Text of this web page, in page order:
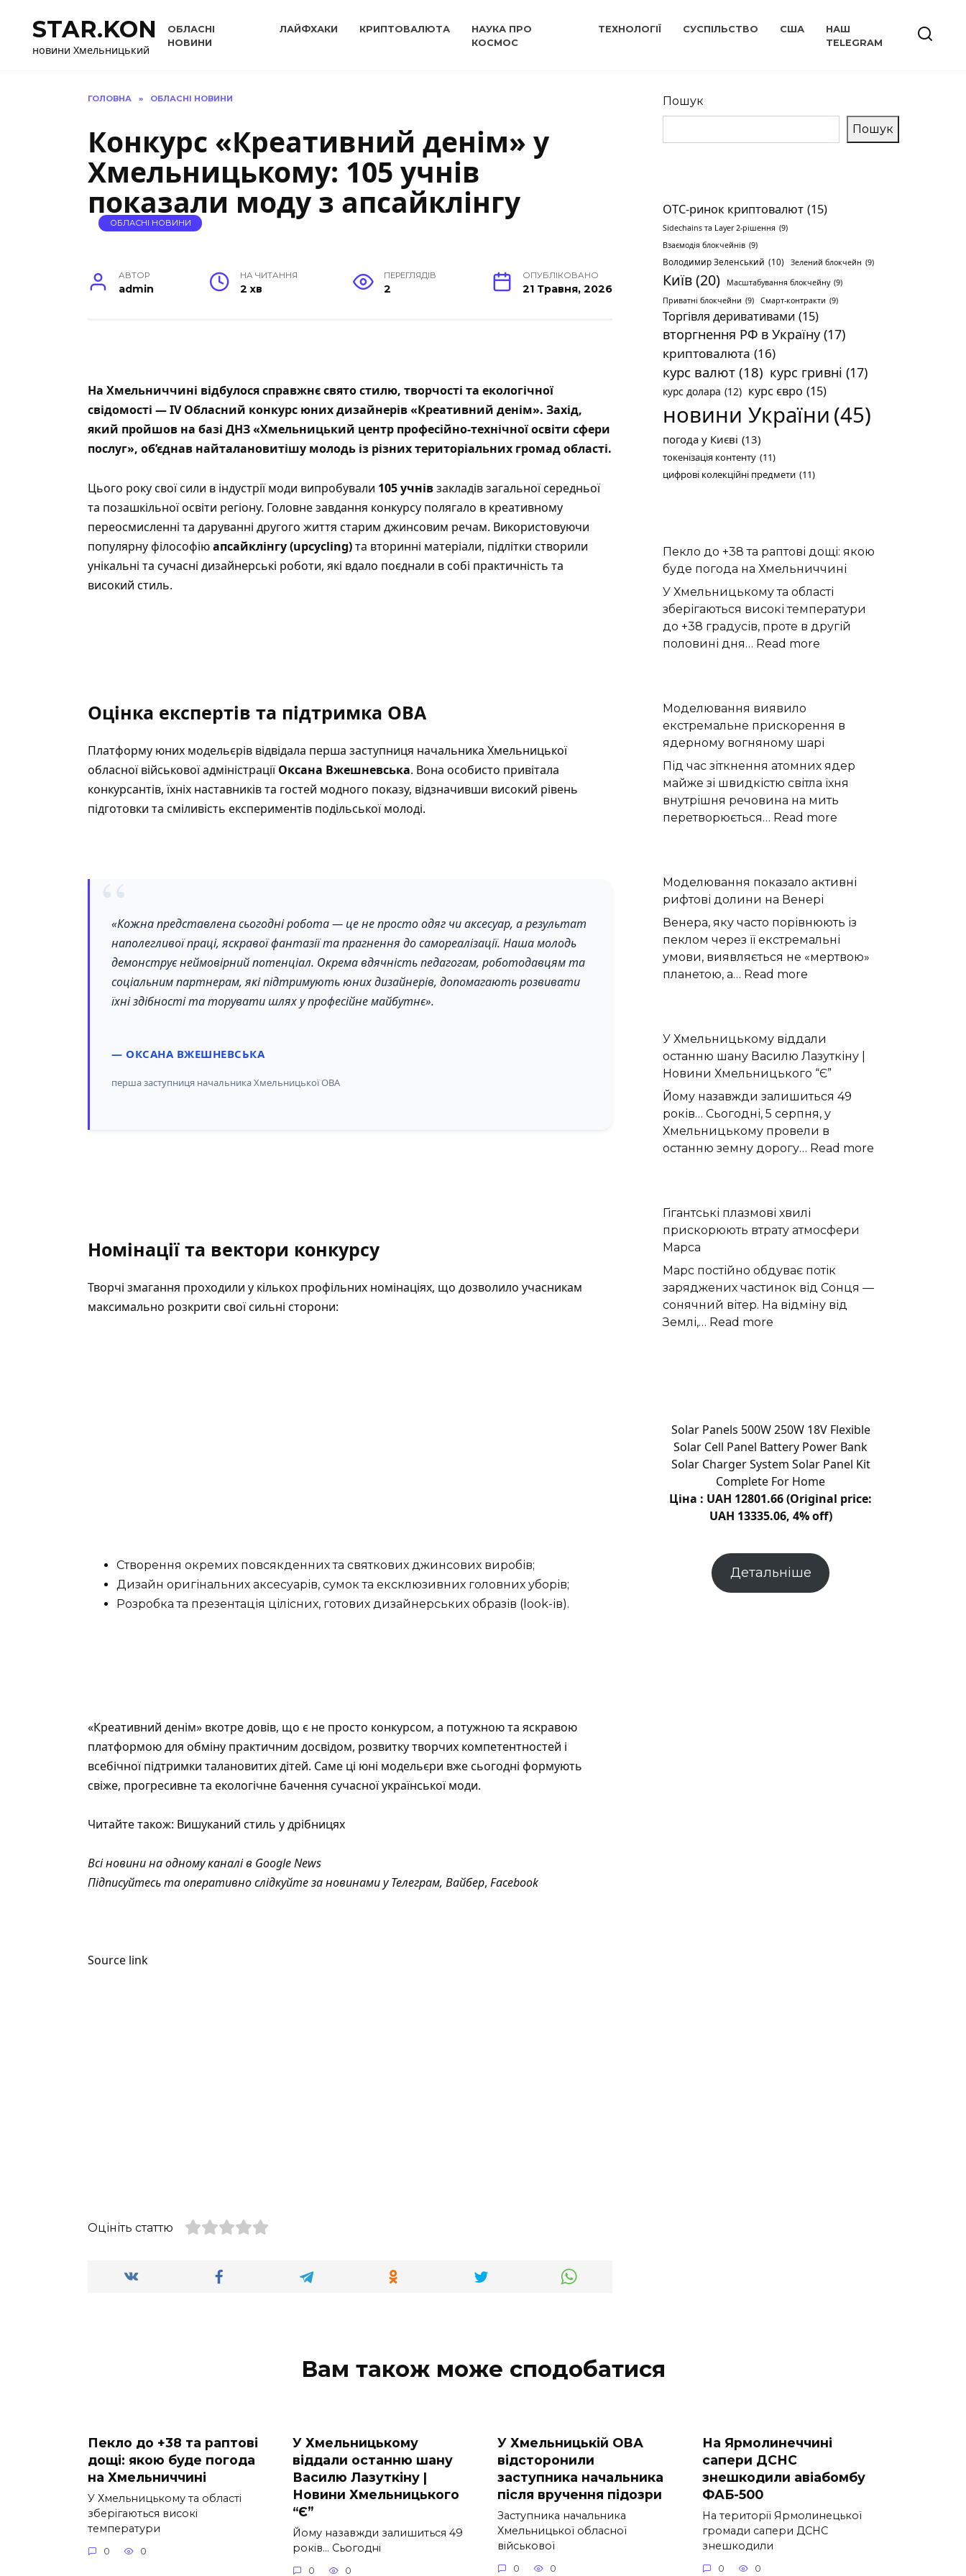
вмістуSTAR.KON
новини Хмельницький
ОБЛАСНІ
НОВИНИ
ЛАЙФХАКИ КРИПТОВАЛЮТА
НАУКА ПРО
КОСМОС
ТЕХНОЛОГІЇ СУСПІЛЬСТВО США
НАШ
TELEGRAM
ГОЛОВНА » ОБЛАСНІ НОВИНИ
Конкурс «Креативний денім» у
Хмельницькому: 105 учнів
показали моду з апсайклінгу
ОБЛАСНІ НОВИНИ
АВТОР
admin
НА ЧИТАННЯ
2 хв
ПЕРЕГЛЯДІВ
2
ОПУБЛІКОВАНО
21 Травня, 2026
На Хмельниччині відбулося справжнє свято стилю, творчості та екологічної
свідомості — ІV Обласний конкурс юних дизайнерів «Креативний денім». Захід,
який пройшов на базі ДНЗ «Хмельницький центр професійно-технічної освіти сфери
послуг», об’єднав найталановитішу молодь із різних територіальних громад області.
Цього року свої сили в індустрії моди випробували 105 учнівзакладів загальної середньої
та позашкільної освіти регіону. Головне завдання конкурсу полягало в креативному
переосмисленні та даруванні другого життя старим джинсовим речам. Використовуючи
популярну філософіюапсайклінгу (upcycling)та вторинні матеріали, підлітки створили
унікальні та сучасні дизайнерські роботи, які вдало поєднали в собі практичність та
високий стиль.
Оцінка експертів та підтримка ОВА
Платформу юних модельєрів відвідала перша заступниця начальника Хмельницької
обласної військової адміністраціїОксана Вжешневська. Вона особисто привітала
конкурсантів, їхніх наставників та гостей модного показу, відзначивши високий рівень
підготовки та сміливість експериментів подільської молоді.
“
«Кожна представлена сьогодні робота — це не просто одяг чи аксесуар, а результат
наполегливої праці, яскравої фантазії та прагнення до самореалізації. Наша молодь
демонструє неймовірний потенціал. Окрема вдячність педагогам, роботодавцям та
соціальним партнерам, які підтримують юних дизайнерів, допомагають розвивати
їхні здібності та торувати шлях у професійне майбутнє».
— ОКСАНА ВЖЕШНЕВСЬКА
перша заступниця начальника Хмельницької ОВА
Номінації та вектори конкурсу
Творчі змагання проходили у кількох профільних номінаціях, що дозволило учасникам
максимально розкрити свої сильні сторони:
Створення окремих повсякденних та святкових джинсових виробів;
Дизайн оригінальних аксесуарів, сумок та ексклюзивних головних уборів;
Розробка та презентація цілісних, готових дизайнерських образів (look-ів).
«Креативний денім» вкотре довів, що є не просто конкурсом, а потужною та яскравою
платформою для обміну практичним досвідом, розвитку творчих компетентностей і
всебічної підтримки талановитих дітей. Саме ці юні модельєри вже сьогодні формують
свіже, прогресивне та екологічне бачення сучасної української моди.
Читайте також: Вишуканий стиль у дрібницях
Всі новини на одному каналі в Google News
Підписуйтесь та оперативно слідкуйте за новинами уТелеграм, Вайбер, Facebook
Source link
Оцініть статтю
Пошук
Пошук
OTC-ринок криптовалют (15)
Sidechains та Layer 2-рішення (9)
Взаємодія блокчейнів (9)
Володимир Зеленський (10) Зелений блокчейн (9)
Київ(20) Масштабування блокчейну (9)
Приватні блокчейни (9) Смарт-контракти (9)
Торгівля деривативами (15)
вторгнення РФ в Україну (17)
криптовалюта (16)
курс валют (18) курс гривні (17)
курс долара (12) курс євро (15)
новини України (45)
погода у Києві (13)
токенізація контенту (11)
цифрові колекційні предмети (11)
Пекло до +38 та раптові дощі: якою
буде погода на Хмельниччині
У Хмельницькому та області
зберігаються високі температури
до +38 градусів, проте в другій
половині дня… Read more
раптові
дощі:
якою
буде
погода
на
Моделювання виявило
екстремальне прискорення в
ядерному вогняному шарі
Під час зіткнення атомних ядер
майже зі швидкістю світла їхня
внутрішня речовина на мить
перетворюється… Read more
прискорення
ядерному
вогняному
шарі
Моделювання показало активні
рифтові долини на Венері
Венера, яку часто порівнюють із
пеклом через її екстремальні
умови, виявляється не «мертвою»
планетою, а… Read more
рифтові
долини
на
Венері
У Хмельницькому віддали
останню шану Василю Лазуткіну |
Новини Хмельницького “Є”
Йому назавжди залишиться 49
років… Сьогодні, 5 серпня, у
Хмельницькому провели в
останню земну дорогу… Read more
|
Гігантські плазмові хвилі
прискорюють втрату атмосфери
Марса
Марс постійно обдуває потік
заряджених частинок від Сонця —
сонячний вітер. На відміну від
Землі,… Read more
атмосфери
Марса
Solar Panels 500W 250W 18V Flexible
Solar Cell Panel Battery Power Bank
Solar Charger System Solar Panel Kit
Complete For Home
Ціна : UAH 12801.66 (Original price:
UAH 13335.06, 4% off)
Детальніше
Вам також може сподобатися
Пекло до +38 та раптові
дощі: якою буде погода
на Хмельниччині
У Хмельницькому та області
зберігаються високі
температури
0 0
У Хмельницькому
віддали останню шану
Василю Лазуткіну |
Новини Хмельницького
“Є”
Йому назавжди залишиться 49
років… Сьогодні
0 0
У Хмельницькій ОВА
відсторонили
заступника начальника
після вручення підозри
Заступника начальника
Хмельницької обласної
військової
0 0
На Ярмолинеччині
сапери ДСНС
знешкодили авіабомбу
ФАБ-500
На території Ярмолинецької
громади сапери ДСНС
знешкодили
0 0